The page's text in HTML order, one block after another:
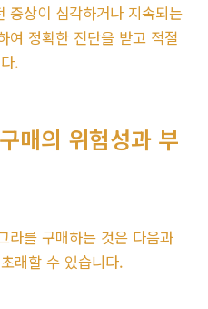
증상이 심각하거나 지속되는
여 정확한 진단을 받고 적절
.
매의 위험성과 부
라를 구매하는 것은 다음과
래할 수 있습니다.